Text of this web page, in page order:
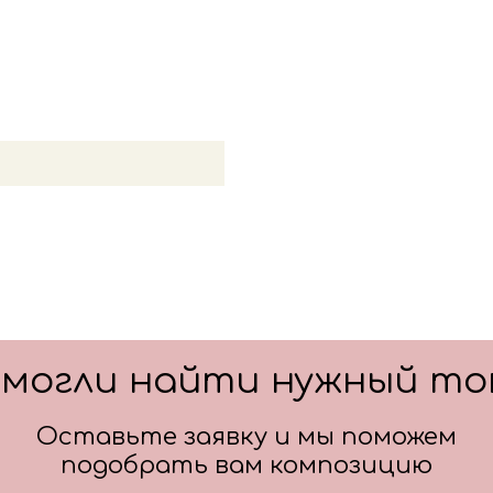
найти нужный
Оставьте заявку и мы поможем
подобрать вам композицию